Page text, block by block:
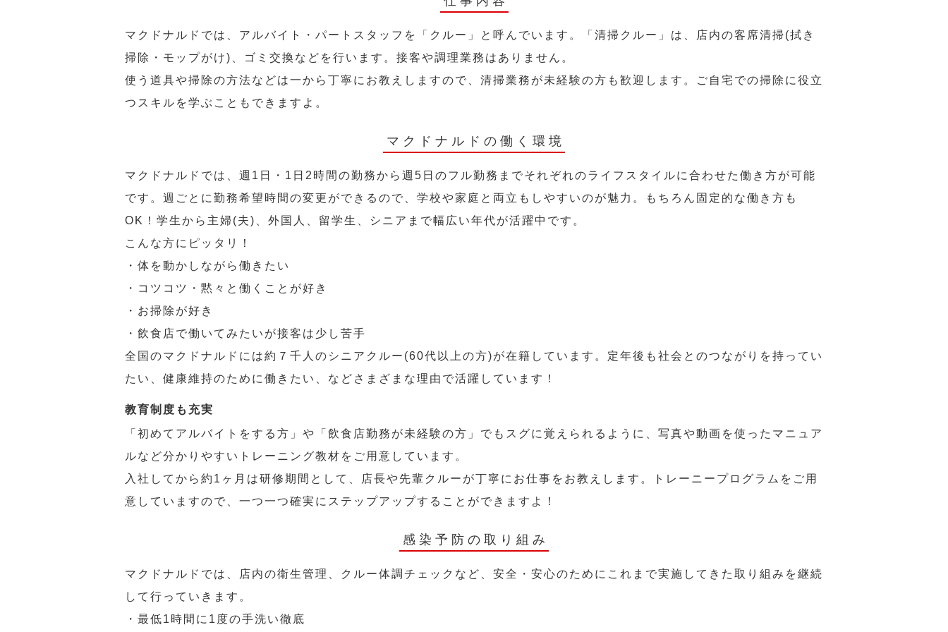
マクドナルドでは、アルバイト・パートスタッフを「クルー」と呼んでいます。「清掃クルー」は、店内の客席清掃(拭き
掃除・モップがけ)、ゴミ交換などを行います。接客や調理業務はありません。
使う道具や掃除の方法などは一から丁寧にお教えしますので、清掃業務が未経験の方も歓迎します。ご自宅での掃除に役立
つスキルを学ぶこともできますよ。
マクドナルドの働く環境
マクドナルドでは、週1日・1日2時間の勤務から週5日のフル勤務までそれぞれのライフスタイルに合わせた働き方が可能
です。週ごとに勤務希望時間の変更ができるので、学校や家庭と両立もしやすいのが魅力。もちろん固定的な働き方も
OK！学生から主婦(夫)、外国人、留学生、シニアまで幅広い年代が活躍中です。
こんな方にピッタリ！
・体を動かしながら働きたい
・コツコツ・黙々と働くことが好き
・お掃除が好き
・飲食店で働いてみたいが接客は少し苦手
全国のマクドナルドには約７千人のシニアクルー(60代以上の方)が在籍しています。定年後も社会とのつながりを持ってい
たい、健康維持のために働きたい、などさまざまな理由で活躍しています！
教育制度も充実
「初めてアルバイトをする方」や「飲食店勤務が未経験の方」でもスグに覚えられるように、写真や動画を使ったマニュア
ルなど分かりやすいトレーニング教材をご用意しています。
入社してから約1ヶ月は研修期間として、店長や先輩クルーが丁寧にお仕事をお教えします。トレーニープログラムをご用
意していますので、一つ一つ確実にステップアップすることができますよ！
感染予防の取り組み
マクドナルドでは、店内の衛生管理、クルー体調チェックなど、安全・安心のためにこれまで実施してきた取り組みを継続
して行っていきます。
・最低1時間に1度の手洗い徹底